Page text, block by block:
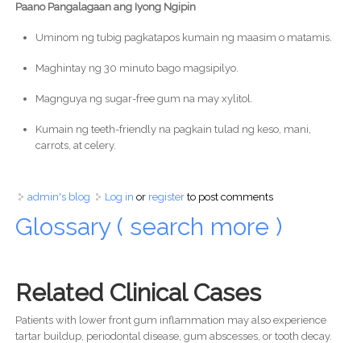
Paano Pangalagaan ang Iyong Ngipin
Uminom ng tubig pagkatapos kumain ng maasim o matamis.
Maghintay ng 30 minuto bago magsipilyo.
Magnguya ng sugar-free gum na may xylitol.
Kumain ng teeth-friendly na pagkain tulad ng keso, mani,
carrots, at celery.
admin's blog Log in or registerto post comments
Glossary ( search more )
Related Clinical Cases
Patients with lower front gum inflammation may also experience
tartar buildup, periodontal disease, gum abscesses, or tooth decay.